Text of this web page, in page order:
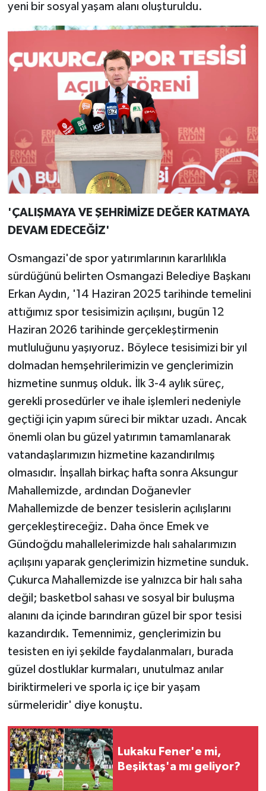
yeni bir sosyal yaşam alanı oluşturuldu.
'ÇALIŞMAYA VE ŞEHRİMİZE DEĞER KATMAYA
DEVAM EDECEĞİZ'
Osmangazi'de spor yatırımlarının kararlılıkla
sürdüğünü belirten Osmangazi Belediye Başkanı
Erkan Aydın, '14 Haziran 2025 tarihinde temelini
attığımız spor tesisimizin açılışını, bugün 12
Haziran 2026 tarihinde gerçekleştirmenin
mutluluğunu yaşıyoruz. Böylece tesisimizi bir yıl
dolmadan hemşehrilerimizin ve gençlerimizin
hizmetine sunmuş olduk. İlk 3-4 aylık süreç,
gerekli prosedürler ve ihale işlemleri nedeniyle
geçtiği için yapım süreci bir miktar uzadı. Ancak
önemli olan bu güzel yatırımın tamamlanarak
vatandaşlarımızın hizmetine kazandırılmış
olmasıdır. İnşallah birkaç hafta sonra Aksungur
Mahallemizde, ardından Doğanevler
Mahallemizde de benzer tesislerin açılışlarını
gerçekleştireceğiz. Daha önce Emek ve
Gündoğdu mahallelerimizde halı sahalarımızın
açılışını yaparak gençlerimizin hizmetine sunduk.
Çukurca Mahallemizde ise yalnızca bir halı saha
değil; basketbol sahası ve sosyal bir buluşma
alanını da içinde barındıran güzel bir spor tesisi
kazandırdık. Temennimiz, gençlerimizin bu
tesisten en iyi şekilde faydalanmaları, burada
güzel dostluklar kurmaları, unutulmaz anılar
biriktirmeleri ve sporla iç içe bir yaşam
sürmeleridir' diye konuştu.
Lukaku Fener'e mi,
Beşiktaş'a mı geliyor?